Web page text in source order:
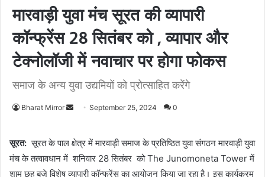
मारवाड़ी युवा मंच सूरत की व्यापारी
कॉन्फ्रेंस 28 सितंबर को , व्यापार और
टेक्नोलॉजी में नवाचार पर होगा फोकस
समाज के अन्य युवा उद्यमियों को प्रोत्साहित करेंगे
Bharat Mirror
n
a
September 25, 2024 0
सूरत: सूरत के पाल क्षेत्र में मारवाड़ी समाज के प्रतिष्ठित युवा संगठन मारवाड़ी युवा
मंच के तत्वावधान में शनिवार 28 सितंबर को The Junomoneta Tower में
शाम छह बजे विशेष व्यापारी कॉन्फ्रेंस का आयोजन किया जा रहा है। इस कार्यक्रम